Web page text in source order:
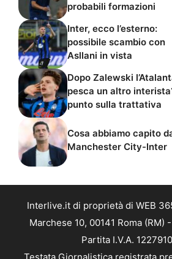
probabili formazioni
Inter, ecco l’esterno:
possibile scambio con
Asllani in vista
Dopo Zalewski
pesca un altro
punto sulla trattativa
Cosa abbiamo capito
Manchester City-Inter
Interlive.it di proprietà di WEB
Marchese 10, 00141 Roma (RM)
Partita I.V.A.